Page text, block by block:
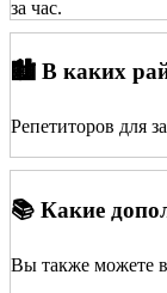
за час.
🏙️ В каких
Репетиторов для
📚 Какие
Вы также можете